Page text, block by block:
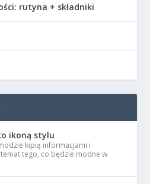
rutyna + składniki
ikoną stylu
kipią informacjami i
tego, co będzie modne w